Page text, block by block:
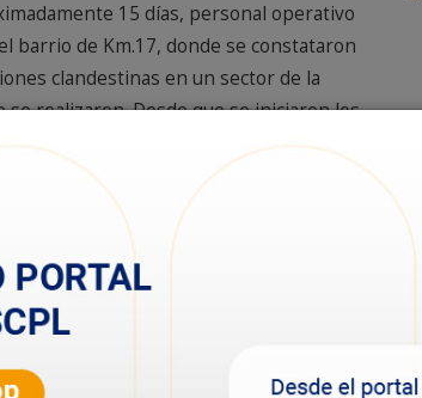
15 días, personal operativo
barrio de Km.17, donde se constataron
clandestinas en un sector de la
realizaron. Desde que se iniciaron los
de 30 conexiones no normalizadas.
de los vecinos que residen en el
conexiones nuevas sino que están
estas conexiones nos traen serios
Caleta Córdova que sufren falta del
del servicio de saneamiento.
barrio Caleta Córdova, y las
suministro para ese barrio, sobre todo